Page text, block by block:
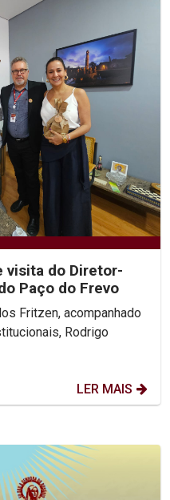
visita do Diretor-
Paço do Frevo
Fritzen, acompanhado
Rodrigo
LER MAIS